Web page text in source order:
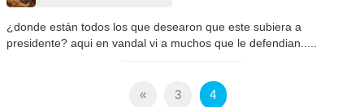
¿donde están todos los que desearon que este subiera a
presidente? aqui en vandal vi a muchos que le defendian.....
« 3 4